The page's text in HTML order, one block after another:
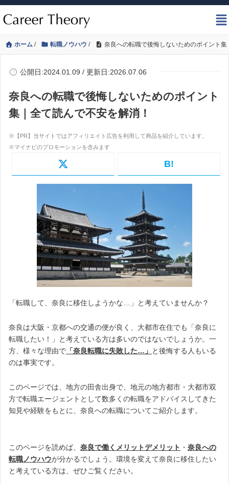
ホーム / 転職ノウハウ / 奈良への転職で後悔しないためのポイント
公開日:2024.01.09 / 更新日:2026.07.06
奈良への転職で後悔しないためのポイント
集｜全て読んで不安を解消！
B!
「転職して、奈良に移住しようかな…」と考えていませんか？
奈良は大阪・京都への交通の便が良く、大都市在住でも「奈良に
転職したい！」と考えている方は多いのではないでしょうか。一
方、様々な理由で 「奈良転職に失敗した…」 と後悔する人もいる
のは事実です。
このページでは、地方の田舎出身で、地元の地方都市・大都市双
方で転職エージェントとして数多くの転職をアドバイスしてきた
知見や経験をもとに、奈良への転職についてご紹介します。
このページを読めば、 奈良で働くメリットデメリット ・ 奈良への
転職ノウハウが分かるでしょう。環境を変えて奈良に移住したい
と考えている方は、ぜひご覧ください。